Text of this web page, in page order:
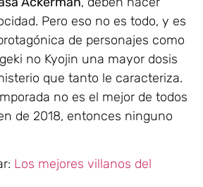
Pero eso no es todo, y es
de personajes como
no Kyojin una mayor dosis
que tanto le caracteriza.
no es el mejor de todos
de 2018, entonces ninguno
Los mejores villanos del